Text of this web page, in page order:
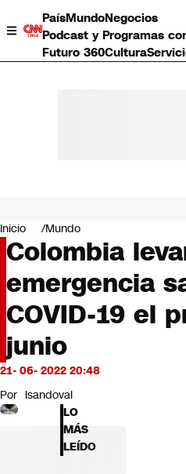
PaísMundoNegocios
Podcast y Programas
Futuro 360Cultura
Negocios
Deportes
Programas completos
Cultura
Servicios
Bits
CNN tiempo
Futuro 360
Inicio Mundo
Colombia
emergencia
COVID-19 el
junio
21- 06- 2022 20:48
Por lsandoval
LO
MÁS
LEÍDO